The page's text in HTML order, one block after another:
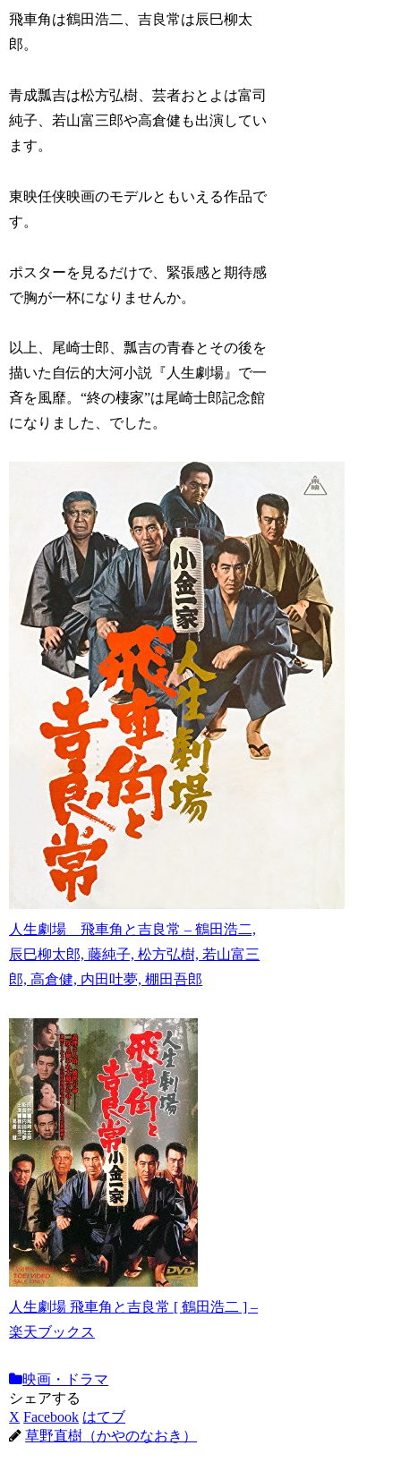
飛車角は鶴田浩二、吉良常は辰巳柳太
郎。
青成瓢吉は松方弘樹、芸者おとよは富司
純子、若山富三郎や高倉健も出演してい
ます。
東映任侠映画のモデルともいえる作品で
す。
ポスターを見るだけで、緊張感と期待感
で胸が一杯になりませんか。
以上、尾崎士郎、瓢吉の青春とその後を
描いた自伝的大河小説『人生劇場』で一
斉を風靡。“終の棲家”は尾崎士郎記念館
になりました、でした。
人生劇場 飛車角と吉良常 – 鶴田浩二,
辰巳柳太郎, 藤純子, 松方弘樹, 若山富三
郎, 高倉健, 内田吐夢, 棚田吾郎
人生劇場 飛車角と吉良常 [ 鶴田浩二 ] –
楽天ブックス
映画・ドラマ
シェアする
X Facebook はてブ
草野直樹（かやのなおき）